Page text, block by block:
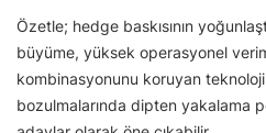
Özetle; hedge baskısının
büyüme, yüksek operasyonel
kombinasyonunu koruyan
bozulmalarında dipten yakalama